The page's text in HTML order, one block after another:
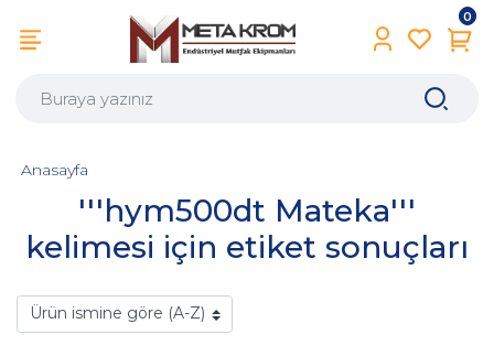
0
'''hym500dt Mateka'''
kelimesi için etiket sonuçları
Anasayfa